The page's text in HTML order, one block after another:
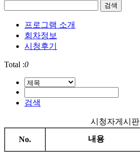
검색
프로그램 소개
회차정보
시청후기
Total :0
검색
시청자게시판
No. 내용